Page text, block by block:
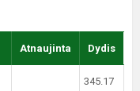
Atnaujinta Dydis
345.17